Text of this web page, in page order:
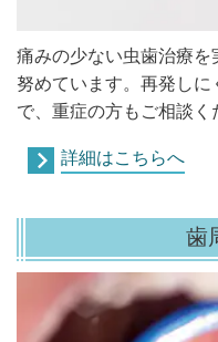
痛みの少ない虫歯治療を
努めています。再発し
で、重症の方もご相談く
詳細はこちらへ
歯